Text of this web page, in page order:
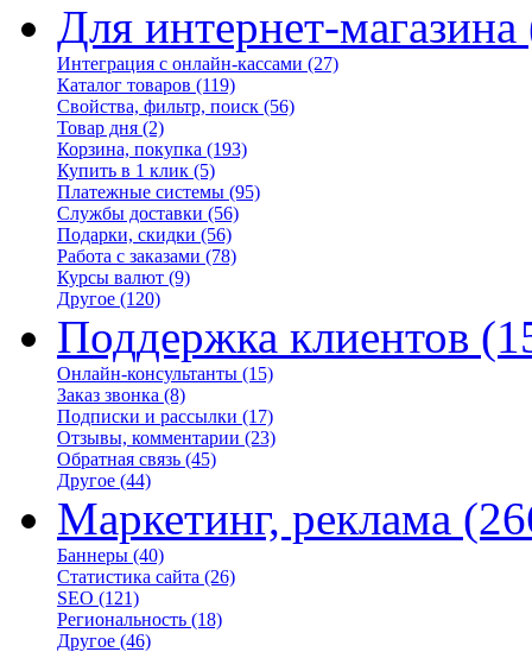
Для интернет-магазина
Интеграция с онлайн-кассами (27)
Каталог товаров (119)
Свойства, фильтр, поиск (56)
Товар дня (2)
Корзина, покупка (193)
Купить в 1 клик (5)
Платежные системы (95)
Службы доставки (56)
Подарки, скидки (56)
Работа с заказами (78)
Курсы валют (9)
Другое (120)
Поддержка клиентов
Онлайн-консультанты (15)
Заказ звонка (8)
Подписки и рассылки (17)
Отзывы, комментарии (23)
Обратная связь (45)
Другое (44)
Маркетинг, реклама
Баннеры (40)
Статистика сайта (26)
SEO (121)
Региональность (18)
Другое (46)